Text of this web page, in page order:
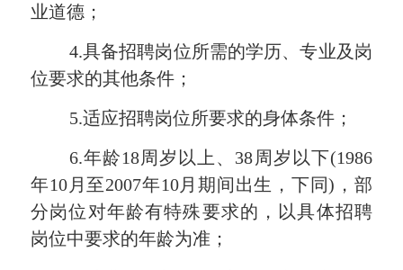
业道德；
4.具备招聘岗位所需的学历、专业及岗
位要求的其他条件；
5.适应招聘岗位所要求的身体条件；
6.年龄18周岁以上、38周岁以下(1986
年10月至2007年10月期间出生，下同)，部
分岗位对年龄有特殊要求的，以具体招聘
岗位中要求的年龄为准；